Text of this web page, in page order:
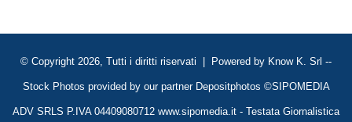
© Copyright 2026, Tutti i diritti riservati | Powered by Know K. Srl --
Stock Photos provided by our partner Depositphotos ©SIPOMEDIA
ADV SRLS P.IVA 04409080712 www.sipomedia.it - Testata Giornalistica